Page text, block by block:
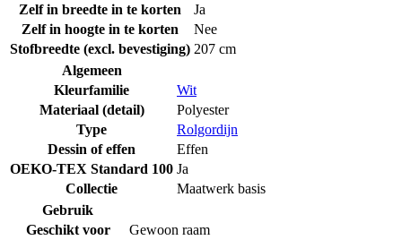
Zelf in breedte in te korten
Ja
Zelf in hoogte in te korten
Nee
Stofbreedte (excl. bevestiging) 207 cm
Algemeen
Kleurfamilie
Wit
Materiaal (detail)
Polyester
Type
Rolgordijn
Dessin of effen
Effen
OEKO-TEX Standard 100 Ja
Collectie
Maatwerk basis
Gebruik
Geschikt voor
Gewoon raam